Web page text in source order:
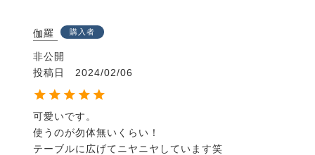
伽羅 購入者
非公開
投稿日
2024/02/06
可愛いです。
使うのが勿体無いくらい！
テーブルに広げてニヤニヤしています笑